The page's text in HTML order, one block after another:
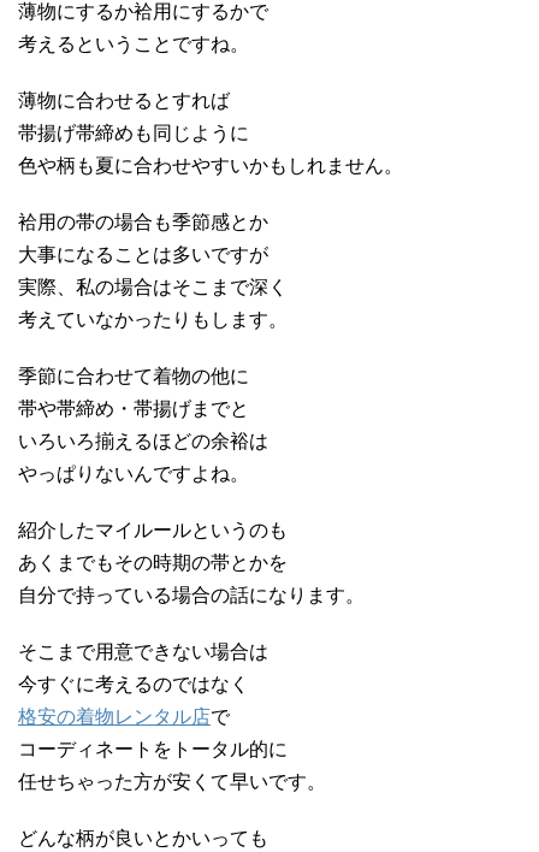
薄物にするか袷用にするかで
考えるということですね。
薄物に合わせるとすれば
帯揚げ帯締めも同じように
色や柄も夏に合わせやすいかもしれません。
袷用の帯の場合も季節感とか
大事になることは多いですが
実際、私の場合はそこまで深く
考えていなかったりもします。
季節に合わせて着物の他に
帯や帯締め・帯揚げまでと
いろいろ揃えるほどの余裕は
やっぱりないんですよね。
紹介したマイルールというのも
あくまでもその時期の帯とかを
自分で持っている場合の話になります。
そこまで用意できない場合は
今すぐに考えるのではなく
格安の着物レンタル店で
コーディネートをトータル的に
任せちゃった方が安くて早いです。
どんな柄が良いとかいっても